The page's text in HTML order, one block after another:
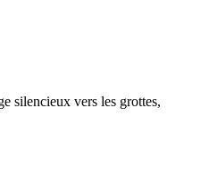
silencieux vers les grottes,